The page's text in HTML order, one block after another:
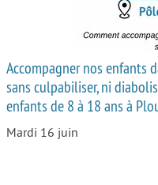
Accompagner nos enfants
sans culpabiliser, ni
enfants de 8 à 18 ans à
Mardi 16 juin